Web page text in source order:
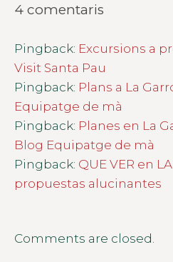
4 comentaris
Pingback: Excursions a
Visit Santa Pau
Pingback: Plans a La
Equipatge de mà
Pingback: Planes en La
Blog Equipatge de mà
Pingback: QUE VER en LA
propuestas alucinantes
Comments are closed.